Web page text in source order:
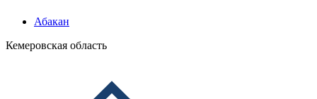
Абакан
Кемеровская область